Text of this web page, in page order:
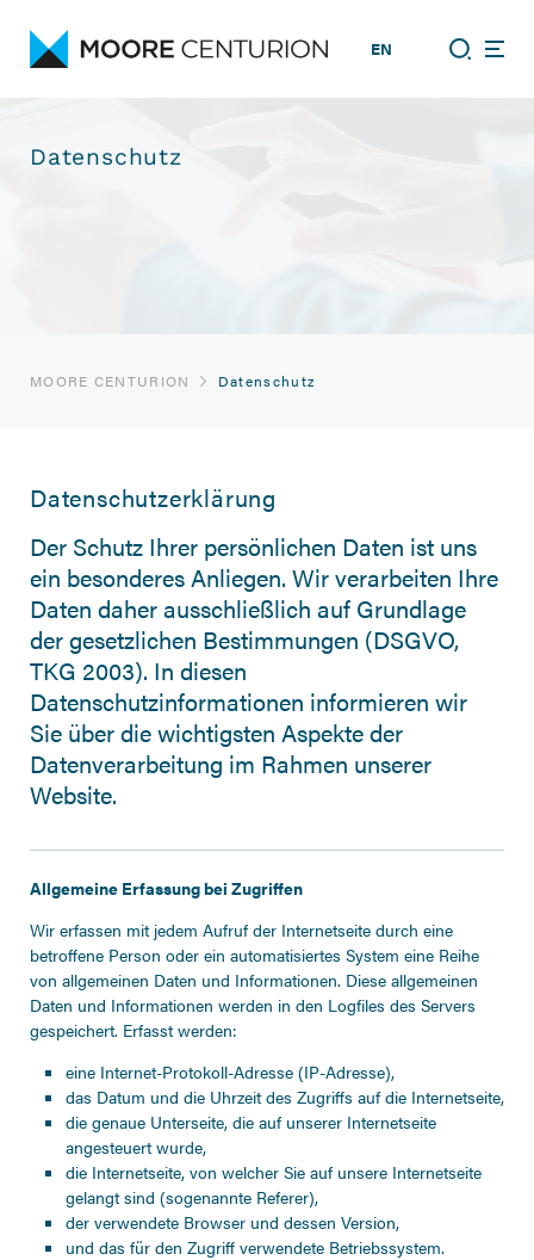
EN
Datenschutz
MOORE CENTURION Datenschutz
Datenschutzerklärung
Der Schutz Ihrer persönlichen Daten ist uns
ein besonderes Anliegen. Wir verarbeiten Ihre
Daten daher ausschließlich auf Grundlage
der gesetzlichen Bestimmungen (DSGVO,
TKG 2003). In diesen
Datenschutzinformationen informieren wir
Sie über die wichtigsten Aspekte der
Datenverarbeitung im Rahmen unserer
Website.
Allgemeine Erfassung bei Zugriffen
Wir erfassen mit jedem Aufruf der Internetseite durch eine
betroffene Person oder ein automatisiertes System eine Reihe
von allgemeinen Daten und Informationen. Diese allgemeinen
Daten und Informationen werden in den Logfiles des Servers
gespeichert. Erfasst werden:
eine Internet-Protokoll-Adresse (IP-Adresse),
das Datum und die Uhrzeit des Zugriffs auf die Internetseite,
die genaue Unterseite, die auf unserer Internetseite
angesteuert wurde,
die Internetseite, von welcher Sie auf unsere Internetseite
gelangt sind (sogenannte Referer),
der verwendete Browser und dessen Version,
und das für den Zugriff verwendete Betriebssystem.